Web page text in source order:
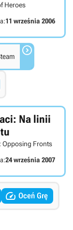
Heroes
11 września 2006

Na linii
Opposing Fronts
24 września 2007
 Oceń Grę